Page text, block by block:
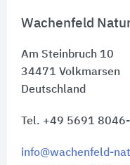
Wachenfeld
Am Steinbruch 10
34471 Volkmarsen
Deutschland
Tel. +49 5691
info@wachenfeld-